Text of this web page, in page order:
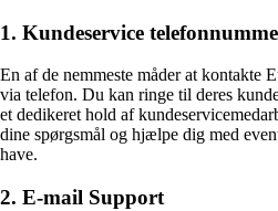
1. Kundeservice
En af de nemmeste måder at kontakte
via telefon. Du kan ringe til deres
et dedikeret hold af
dine spørgsmål og hjælpe dig med
have.
2. E-mail Support